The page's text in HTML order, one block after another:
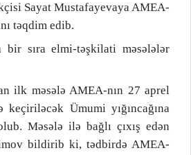
Sayat Mustafayevaya AMEA-
təqdim edib.
bir sıra elmi-təşkilati məsələlər
ilk məsələ AMEA-nın 27 aprel
Ümumi yığıncağına
Məsələ ilə bağlı çıxış edən
bildirib ki, tədbirdə AMEA-